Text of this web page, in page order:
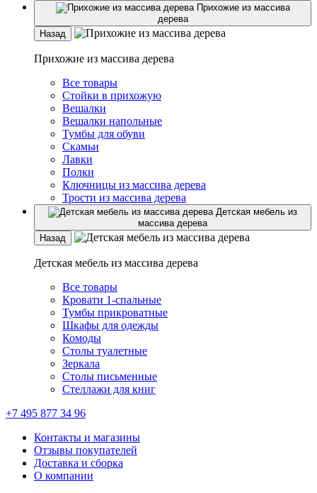
Прихожие из массива
дерева
Назад
Прихожие из массива дерева
Все товары
Стойки в прихожую
Вешалки
Вешалки напольные
Тумбы для обуви
Скамьи
Лавки
Полки
Ключницы из массива дерева
Трости из массива дерева
Детская мебель из
массива дерева
Назад
Детская мебель из массива дерева
Все товары
Кровати 1-спальные
Тумбы прикроватные
Шкафы для одежды
Комоды
Столы туалетные
Зеркала
Столы письменные
Стеллажи для книг
+7 495 877 34 96
Контакты и магазины
Отзывы покупателей
Доставка и сборка
О компании